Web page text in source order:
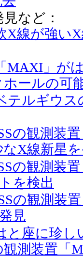
など：
X線が強い
「MAXI」が
ールの可
テルギウス
の観測装
X線新星
の観測装
を検出
の観測装
見
と座に珍
観測装置「